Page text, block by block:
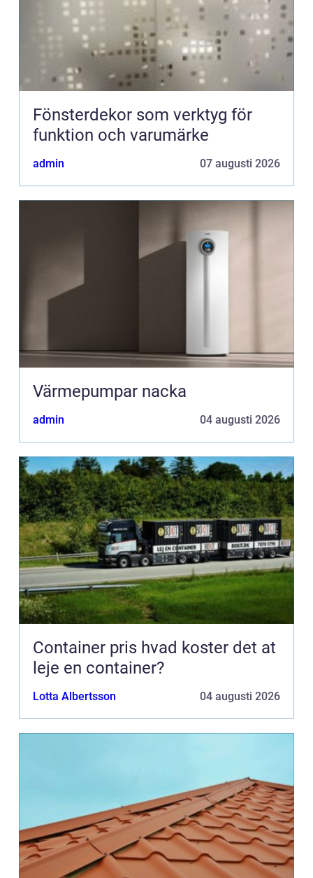
Fönsterdekor som verktyg för
funktion och varumärke
admin 07 augusti 2026
Värmepumpar nacka
admin 04 augusti 2026
Container pris hvad koster det at
leje en container?
Lotta Albertsson 04 augusti 2026